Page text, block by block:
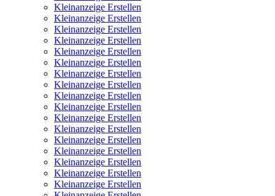
Kleinanzeige Erstellen
Kleinanzeige Erstellen
Kleinanzeige Erstellen
Kleinanzeige Erstellen
Kleinanzeige Erstellen
Kleinanzeige Erstellen
Kleinanzeige Erstellen
Kleinanzeige Erstellen
Kleinanzeige Erstellen
Kleinanzeige Erstellen
Kleinanzeige Erstellen
Kleinanzeige Erstellen
Kleinanzeige Erstellen
Kleinanzeige Erstellen
Kleinanzeige Erstellen
Kleinanzeige Erstellen
Kleinanzeige Erstellen